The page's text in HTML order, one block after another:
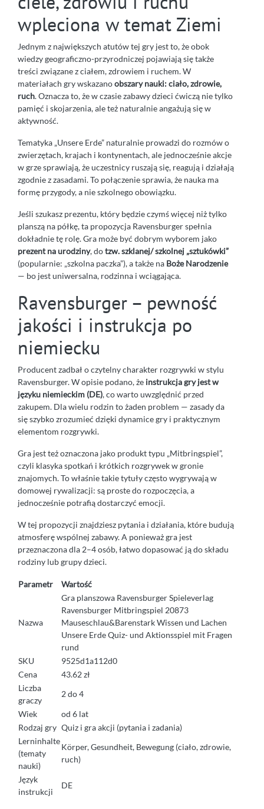
wpleciona w temat Ziemi
Jednym z największych atutów tej gry jest to, że obok
wiedzy geograficzno-przyrodniczej pojawiają się także
treści związane z ciałem, zdrowiem i ruchem. W
materiałach gry wskazanoobszary nauki: ciało, zdrowie,
ruch. Oznacza to, że w czasie zabawy dzieci ćwiczą nie tylko
pamięć i skojarzenia, ale też naturalnie angażują się w
aktywność.
Tematyka „Unsere Erde” naturalnie prowadzi do rozmów o
zwierzętach, krajach i kontynentach, ale jednocześnie akcje
w grze sprawiają, że uczestnicy ruszają się, reagują i działają
zgodnie z zasadami. To połączenie sprawia, że nauka ma
formę przygody, a nie szkolnego obowiązku.
Jeśli szukasz prezentu, który będzie czymś więcej niż tylko
planszą na półkę, ta propozycja Ravensburger spełnia
dokładnie tę rolę. Gra może być dobrym wyborem jako
prezent na urodziny, dotzw. szklanej/ szkolnej „sztukówki”
(popularnie: „szkolna paczka”), a także na Boże Narodzenie
— bo jest uniwersalna, rodzinna i wciągająca.
Ravensburger – pewność
jakości i instrukcja po
niemiecku
Producent zadbał o czytelny charakter rozgrywki w stylu
Ravensburger. W opisie podano, że instrukcja gry jest w
języku niemieckim (DE), co warto uwzględnić przed
zakupem. Dla wielu rodzin to żaden problem — zasady da
się szybko zrozumieć dzięki dynamice gry i praktycznym
elementom rozgrywki.
Gra jest też oznaczona jako produkt typu „Mitbringspiel”,
czyli klasyka spotkań i krótkich rozgrywek w gronie
znajomych. To właśnie takie tytuły często wygrywają w
domowej rywalizacji: są proste do rozpoczęcia, a
jednocześnie potrafią dostarczyć emocji.
W tej propozycji znajdziesz pytania i działania, które budują
atmosferę wspólnej zabawy. A ponieważ gra jest
przeznaczona dla 2–4 osób, łatwo dopasować ją do składu
rodziny lub grupy dzieci.
Parametr Wartość
Nazwa
Gra planszowa Ravensburger Spieleverlag
Ravensburger Mitbringspiel 20873
Mauseschlau&Barenstark Wissen und Lachen
Unsere Erde Quiz- und Aktionsspiel mit Fragen
rund
SKU
9525d1a112d0
Cena
43.62 zł
Liczba
graczy
2 do 4
Wiek
od 6 lat
Rodzaj gry Quiz i gra akcji (pytania i zadania)
Lerninhalte
(tematy
nauki)
Körper, Gesundheit, Bewegung (ciało, zdrowie,
ruch)
Język
instrukcji
DE